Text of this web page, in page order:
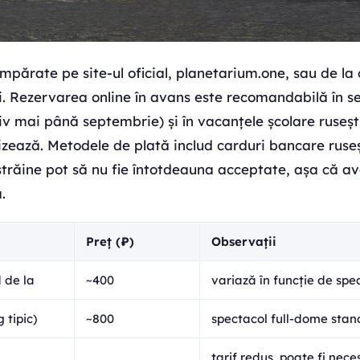
pe site-ul oficial, planetarium.one, sau de la
Rezervarea online în avans este recomandabilă în
mai până septembrie) și în vacanțele școlare
Metodele de plată includ carduri bancare
pot să nu fie întotdeauna acceptate, așa că
Preț (₽) Observații
de la ~400 variază în funcție de
tipic) ~800 spectacol full-dome